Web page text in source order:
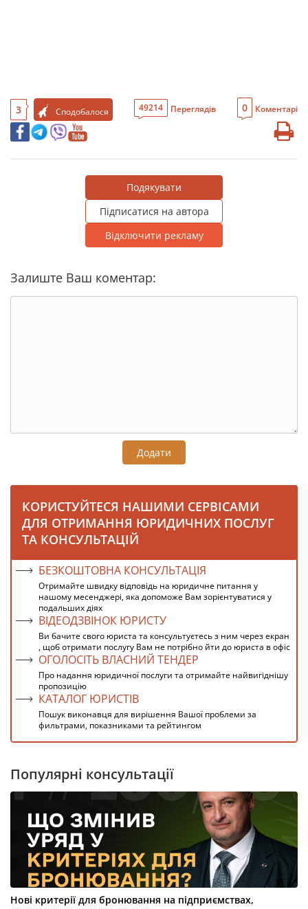
3 Сподобалося 49214 Переглядів 0 Коментарі
Подякувати
Підписатися на автора
Відключити рекламу
Залиште Ваш коментар:
Додати
КОРИСТУЙТЕСЯ НАШИМИ СЕРВІСАМИ
ДЛЯ ОТРИМАННЯ ЮРИДИЧНИХ ПОСЛУГ
ТА КОНСУЛЬТАЦІЙ
БЕЗКОШТОВНА КОНСУЛЬТАЦІЯ
Отримайте швидку відповідь на юридичне питання у
нашому месенджері, яка допоможе Вам зорієнтуватися у
подальших діях
ВІДЕОДЗВІНОК ЮРИСТУ
Ви бачите свого юриста та консультуєтесь з ним через екран
, щоб отримати послугу Вам не потрібно йти до юриста в офіс
ОГОЛОСІТЬ ВЛАСНИЙ ТЕНДЕР
Про надання юридичної послуги та отримайте найвигіднішу
пропозицію
КАТАЛОГ ЮРИСТІВ
Пошук виконавця для вирішення Вашої проблеми за
фильтрами, показниками та рейтингом
Популярні консультації
Нові критерії для бронювання на підприємствах,